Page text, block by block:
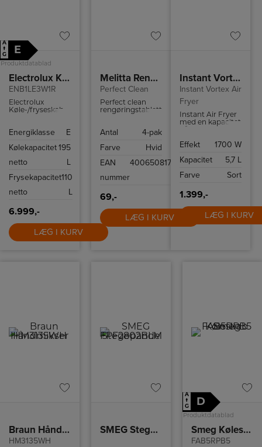
A
↑
G
E
Produktdatablad
Electrolux Køle-/fryseskab
ENB1LE3W1R
Electrolux
Køle-/fryseskab
liter.
Energiklasse
E
Kølekapacitet
netto
195
L
Frysekapacitet
netto
110
L
6.999,-
LÆG I KURV
Melitta Rengøringstabletter
Perfect Clean
Perfect clean
rengøringstabletter
kaffemaskiner.
Antal
4-pak
Farve
Hvid
EAN
nummer
4006508178599
69,-
LÆG I KURV
Instant Vortex Airfryer 5,7 L
Instant Vortex Air
Fryer
Instant Air Fryer
med en kapacitet
Effekt
1700 W
Kapacitet
5,7 L
Farve
Sort
1.399,-
LÆG I KURV
Braun Håndmikser
HM3135WH
SMEG Stegepande FPF2802BLM
A
↑
G
D
Produktdatablad
Smeg Køleskab
FAB5RPB5